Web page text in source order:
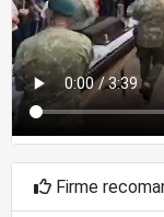
Firme